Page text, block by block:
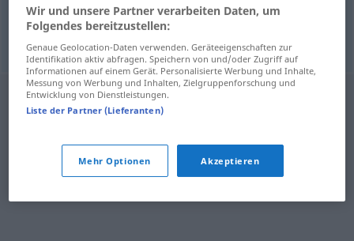
detkommerikke på tale
Wir und unsere Partner verarbeiten Daten, um
Folgendes bereitzustellen:
Genaue Geolocation-Daten verwenden. Geräteeigenschaften zur
Identifikation aktiv abfragen. Speichern von und/oder Zugriff auf
Informationen auf einem Gerät. Personalisierte Werbung und Inhalte,
Messung von Werbung und Inhalten, Zielgruppenforschung und
Entwicklung von Dienstleistungen.
Liste der Partner (Lieferanten)
Mehr Optionen Akzeptieren